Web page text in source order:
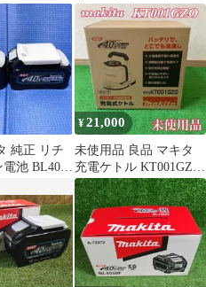
純
電 最適充電
命アップ
体のみ TW007GZ
12.7mm
純正 リチ
池 BL4025
¥21,000
未使用品 良品 マキタ
充電ケトル KT001GZO
オリーブ色 makita